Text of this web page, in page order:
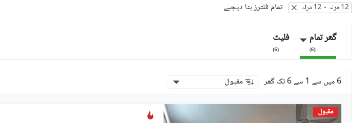
12 مرلہ - 12 مرلہ تمام فلترز ہٹا دیجیے
گھر تمام
(
6
)
فلیٹ
(
6
)
6 میں سے 1 سے 6 تک گھر مقبول
مقبول